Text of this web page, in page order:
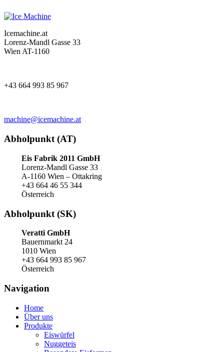
Icemachine.at
Lorenz-Mandl Gasse 33
Wien AT-1160
+43 664 993 85 967
machine@icemachine.at
Abholpunkt (AT)
Eis Fabrik 2011 GmbH
Lorenz-Mandl Gasse 33
A-1160 Wien – Ottakring
+43 664 46 55 344
Österreich
Abholpunkt (SK)
Veratti GmbH
Bauernmarkt 24
1010 Wien
+43 664 993 85 967
Österreich
Navigation
Home
Über uns
Produkte
Eiswürfel
Nuggeteis